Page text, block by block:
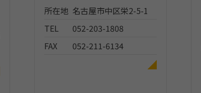
所在地 名古屋市中区栄2-5-1
TEL
052-203-1808
FAX
052-211-6134